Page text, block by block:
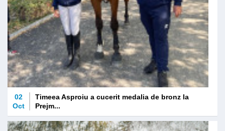
02
Oct
Timeea Asproiu a cucerit medalia de bronz la
Prejm...